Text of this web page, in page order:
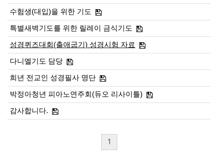
수험생(대입)을 위한 기도
특별새벽기도를 위한 릴레이 금식기도
성경퀴즈대회(출애굽기) 성경시험 자료
다니엘기도 담당
희년 전교인 성경필사 명단
박정아청년 피아노연주회(듀오 리사이틀)
감사합니다.
1